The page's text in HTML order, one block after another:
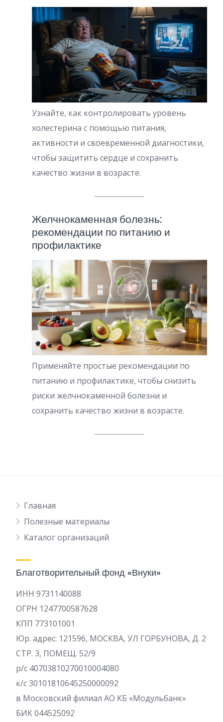
Узнайте, как контролировать уровень
холестерина с помощью питания,
активности и своевременной диагностики,
чтобы защитить сердце и сохранить
качество жизни в возрасте.
Желчнокаменная болезнь:
рекомендации по питанию и
профилактике
Применяйте простые рекомендации по
питанию и профилактике, чтобы снизить
риски желчнокаменной болезни и
сохранить качество жизни в возрасте.
Главная
Полезные материалы
Каталог организаций
Благотворительный фонд «Внуки»
ИНН 9731140088
ОГРН 1247700587628
КПП 773101001
Юр. адрес: 121596, МОСКВА, УЛ ГОРБУНОВА, Д. 2
СТР. 3, ПОМЕЩ. 52/9
р/c 40703810270010004080
к/с 30101810645250000092
в Московский филиал АО КБ «Модульбанк»
БИК 044525092